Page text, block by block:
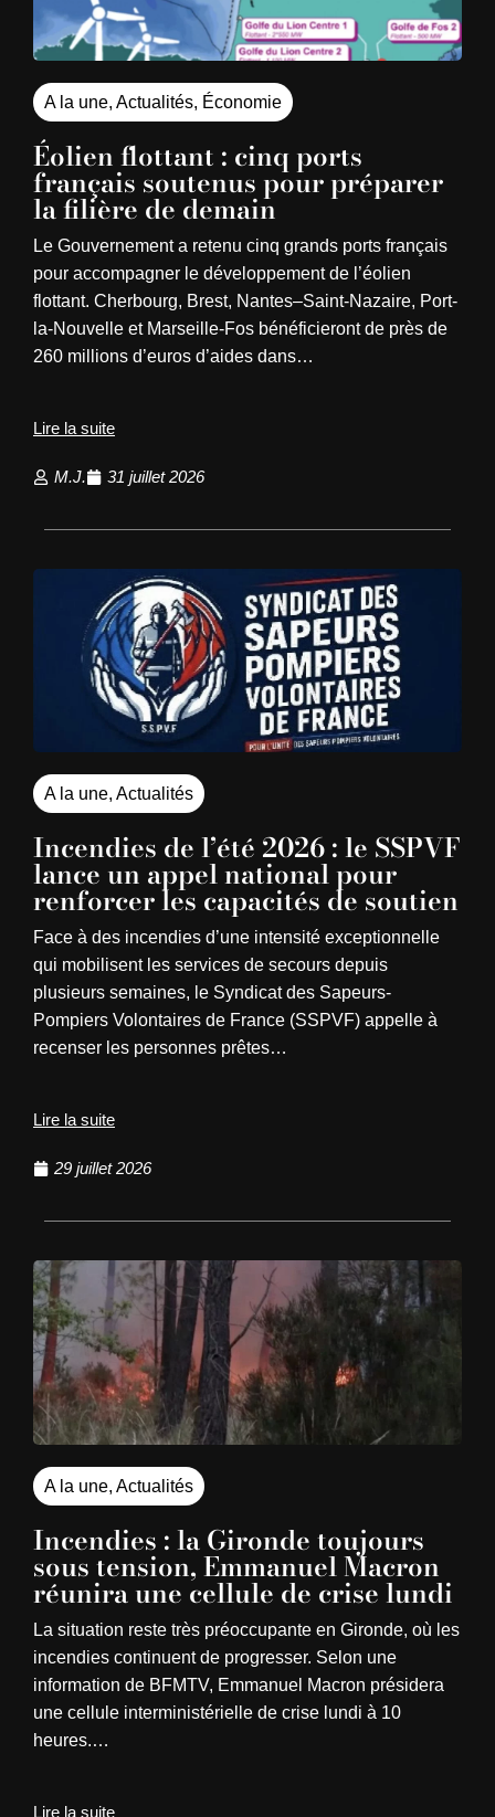
A la une, Actualités, Économie
Éolien flottant : cinq ports
français soutenus pour préparer
la filière de demain
Le Gouvernement a retenu cinq grands ports français
pour accompagner le développement de l’éolien
flottant. Cherbourg, Brest, Nantes–Saint-Nazaire, Port-
la-Nouvelle et Marseille-Fos bénéficieront de près de
260 millions d’euros d’aides dans…
Lire la suite
M.J. 31 juillet 2026
A la une, Actualités
Incendies de l’été 2026 : le SSPVF
lance un appel national pour
renforcer les capacités de soutien
Face à des incendies d’une intensité exceptionnelle
qui mobilisent les services de secours depuis
plusieurs semaines, le Syndicat des Sapeurs-
Pompiers Volontaires de France (SSPVF) appelle à
recenser les personnes prêtes…
Lire la suite
29 juillet 2026
A la une, Actualités
Incendies : la Gironde toujours
sous tension, Emmanuel Macron
réunira une cellule de crise lundi
La situation reste très préoccupante en Gironde, où les
incendies continuent de progresser. Selon une
information de BFMTV, Emmanuel Macron présidera
une cellule interministérielle de crise lundi à 10
heures.…
Lire la suite